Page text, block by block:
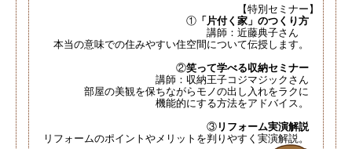
【特別セミナー】
① 「片付く家」のつくり方
講師：近藤典子さん
本当の意味での住みやすい住空間について伝授します。
②笑って学べる収納セミナー
講師：収納王子コジマジックさん
部屋の美観を保ちながらモノの出し入れをラクに
機能的にする方法をアドバイス。
③リフォーム実演解説
リフォームのポイントやメリットを判りやすく実演解説。